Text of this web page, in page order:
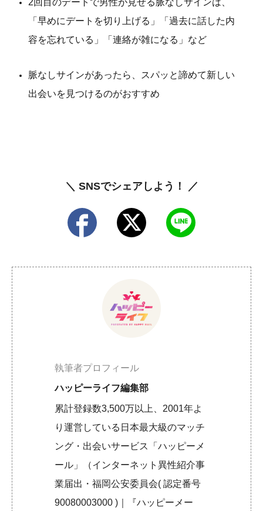
「早めにデートを切り上げる」「過去に話した内
容を忘れている」「連絡が雑になる」など
脈なしサインがあったら、スパッと諦めて新しい
出会いを見つけるのがおすすめ
＼ SNSでシェアしよう！ ／
執筆者プロフィール
ハッピーライフ編集部
累計登録数3,500万以上、2001年よ
り運営している日本最大級のマッチ
ング・出会いサービス「ハッピーメ
ール」（インターネット異性紹介事
業届出・福岡公安委員会( 認定番号
90080003000 )｜『ハッピーメー